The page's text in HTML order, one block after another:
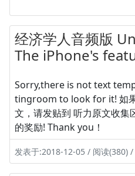
经济学人音频版
The iPhone's
Sorry,there is not text
tingroom to look for it! 如
文，请发贴到 听力原文收集
的奖励! Thank you！
发表于:2018-12-05 / 阅读(380) /